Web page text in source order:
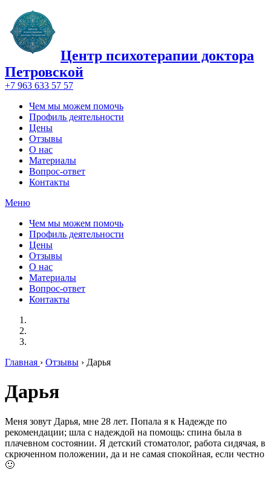
Центр психотерапии доктора
Петровской
+7 963 633 57 57
Чем мы можем помочь
Профиль деятельности
Цены
Отзывы
О нас
Материалы
Вопрос-ответ
Контакты
Меню
Чем мы можем помочь
Профиль деятельности
Цены
Отзывы
О нас
Материалы
Вопрос-ответ
Контакты
Главная › Отзывы › Дарья
Дарья
Меня зовут Дарья, мне 28 лет. Попала я к Надежде по
рекомендации; шла с надеждой на помощь: спина была в
плачевном состоянии. Я детский стоматолог, работа сидячая, в
скрюченном положении, да и не самая спокойная, если честно
🙂